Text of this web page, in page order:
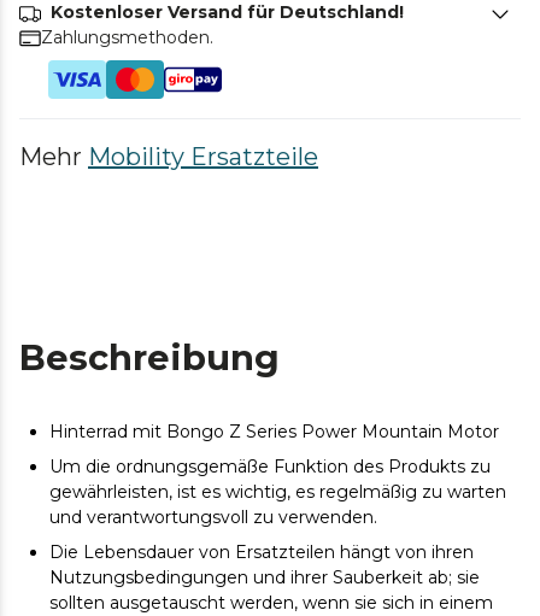
Kostenloser Versand für Deutschland!
Zahlungsmethoden.
Mehr Mobility Ersatzteile
Beschreibung
Hinterrad mit Bongo Z Series Power Mountain Motor
Um die ordnungsgemäße Funktion des Produkts zu
gewährleisten, ist es wichtig, es regelmäßig zu warten
und verantwortungsvoll zu verwenden.
Die Lebensdauer von Ersatzteilen hängt von ihren
Nutzungsbedingungen und ihrer Sauberkeit ab; sie
sollten ausgetauscht werden, wenn sie sich in einem